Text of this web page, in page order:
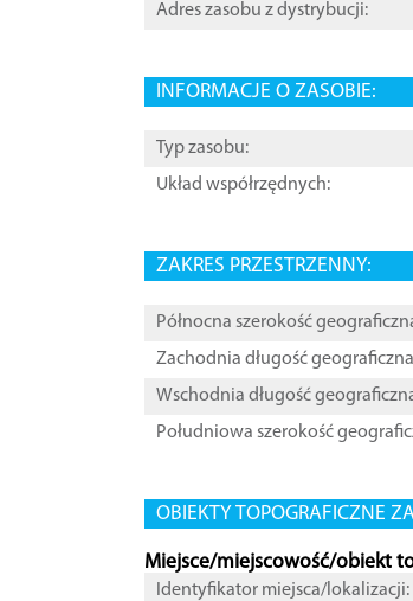
Adres zasobu z dystrybucji:
INFORMACJE O ZASOBIE:
Typ zasobu:
Układ współrzędnych:
ZAKRES PRZESTRZENNY:
Północna szerokość
Zachodnia długość
Wschodnia długość
Południowa szerokość
OBIEKTY TOPOGRAFICZNE
Miejsce/miejscowość/obiekt
Identyfikator miejsca/lokalizacji: